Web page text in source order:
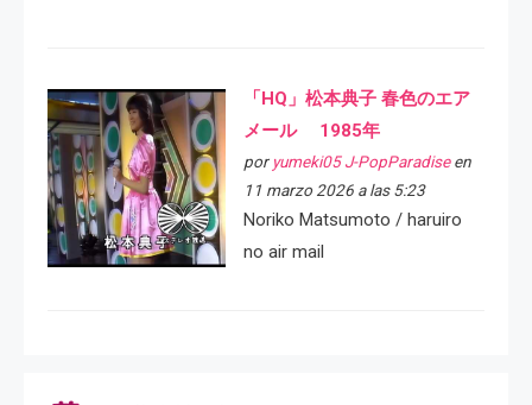
「HQ」松本典子 春色のエア
メール 1985年
por yumeki05 J-PopParadiseen
11 marzo 2026 a las 5:23
Noriko Matsumoto / haruiro
no air mail